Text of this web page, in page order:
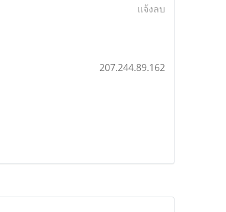
แจ้งลบ
207.244.89.162